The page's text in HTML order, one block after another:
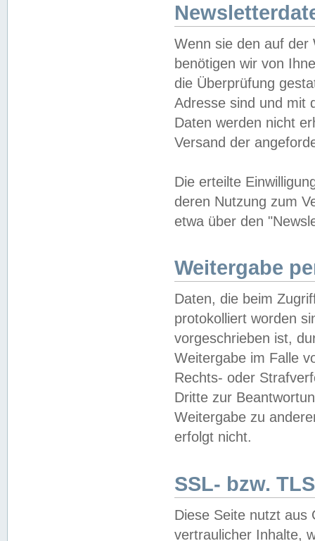
Wenn sie den auf der
benötigen wir von
die Überprüfung
Adresse sind und mit
Daten werden nicht
Versand der
Die erteilte
deren Nutzung zum
etwa über den
Weitergabe
Daten, die beim
protokolliert worden
vorgeschrieben ist,
Weitergabe im Falle
Rechts- oder
Dritte zur
Weitergabe zu
erfolgt nicht.
SSL- bzw.
Diese Seite nutzt aus
vertraulicher Inhalte,